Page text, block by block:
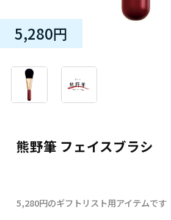
熊野筆 フェイスブラシ
5,280円
5,280円のギフトリスト用アイテムです